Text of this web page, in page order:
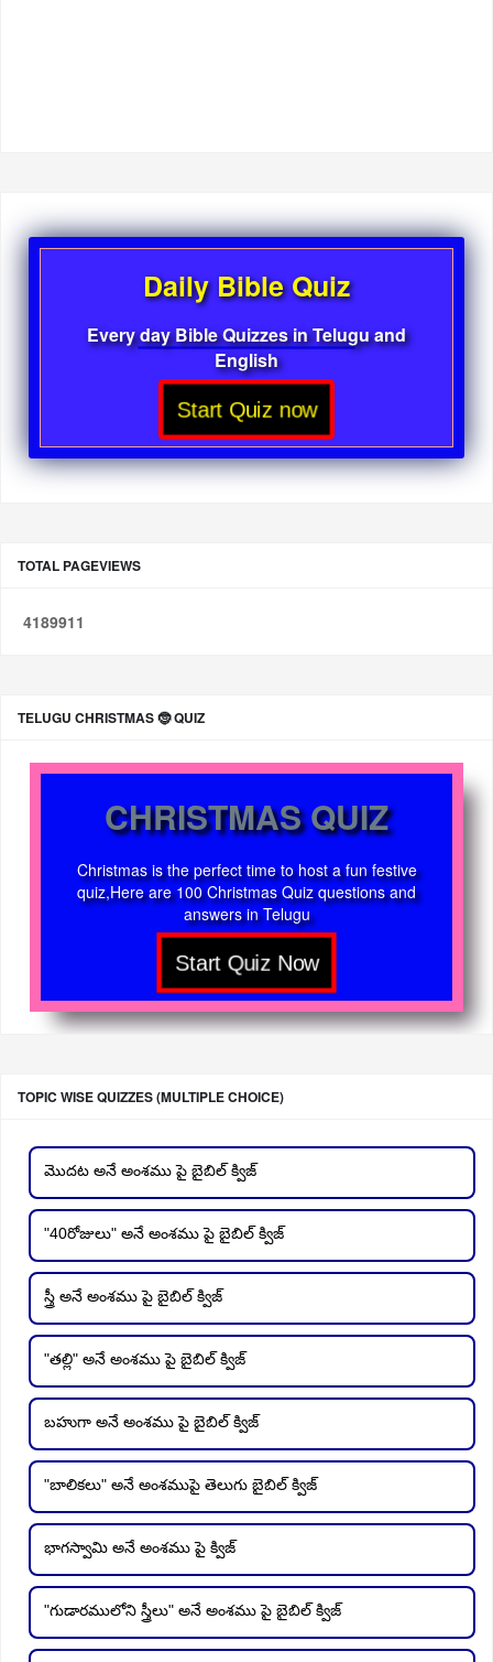
Daily Bible Quiz
Every day Bible Quizzes in Telugu and
English
Start Quiz now
TOTAL PAGEVIEWS
4189911
TELUGU CHRISTMAS 🤶 QUIZ
CHRISTMAS QUIZ
Christmas is the perfect time to host a fun festive
quiz,Here are 100 Christmas Quiz questions and
answers in Telugu
TOPIC WISE QUIZZES (MULTIPLE CHOICE)
మొదట అనే అంశము పై బైబిల్ క్విజ్
"40రోజులు" అనే అంశము పై బైబిల్ క్విజ్
స్త్రీ అనే అంశము పై బైబిల్ క్విజ్
"తల్లి" అనే అంశము పై బైబిల్ క్విజ్
బహుగా అనే అంశము పై బైబిల్ క్విజ్
"బాలికలు" అనే అంశముపై తెలుగు బైబిల్ క్విజ్
భాగస్వామి అనే అంశము పై క్విజ్
"గుడారములోని స్త్రీలు" అనే అంశము పై బైబిల్ క్విజ్